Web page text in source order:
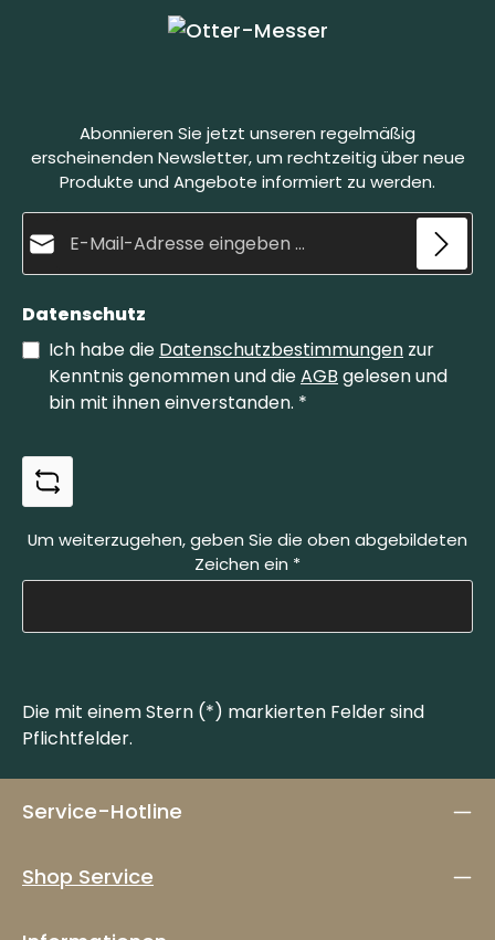
Abonnieren Sie jetzt unseren regelmäßig
erscheinenden Newsletter, um rechtzeitig über neue
Produkte und Angebote informiert zu werden.
Datenschutz
Ich habe die Datenschutzbestimmungen zur
Kenntnis genommen und dieAGB gelesen und
bin mit ihnen einverstanden. *
Um weiterzugehen, geben Sie die oben abgebildeten
Zeichen ein *
Die mit einem Stern (*) markierten Felder sind
Pflichtfelder.
Service-Hotline
Shop Service